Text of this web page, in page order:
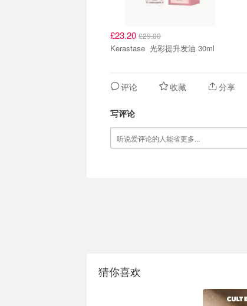
£23.20 £29.00
Kerastase 光彩提升发油 30ml
评论 收藏 分享
写评论
猜你喜欢